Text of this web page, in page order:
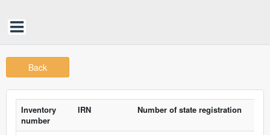
Back
Inventory
number
IRN Number of state registration